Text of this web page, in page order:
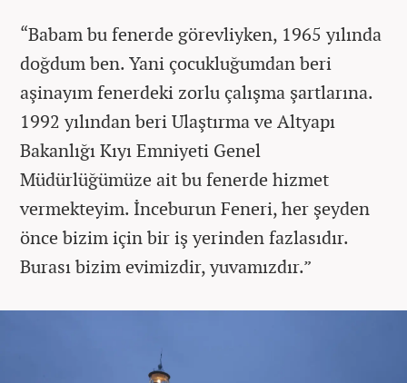
“Babam bu fenerde görevliyken, 1965 yılında
doğdum ben. Yani çocukluğumdan beri
aşinayım fenerdeki zorlu çalışma şartlarına.
1992 yılından beri Ulaştırma ve Altyapı
Bakanlığı Kıyı Emniyeti Genel
Müdürlüğümüze ait bu fenerde hizmet
vermekteyim. İnceburun Feneri, her şeyden
önce bizim için bir iş yerinden fazlasıdır.
Burası bizim evimizdir, yuvamızdır.”